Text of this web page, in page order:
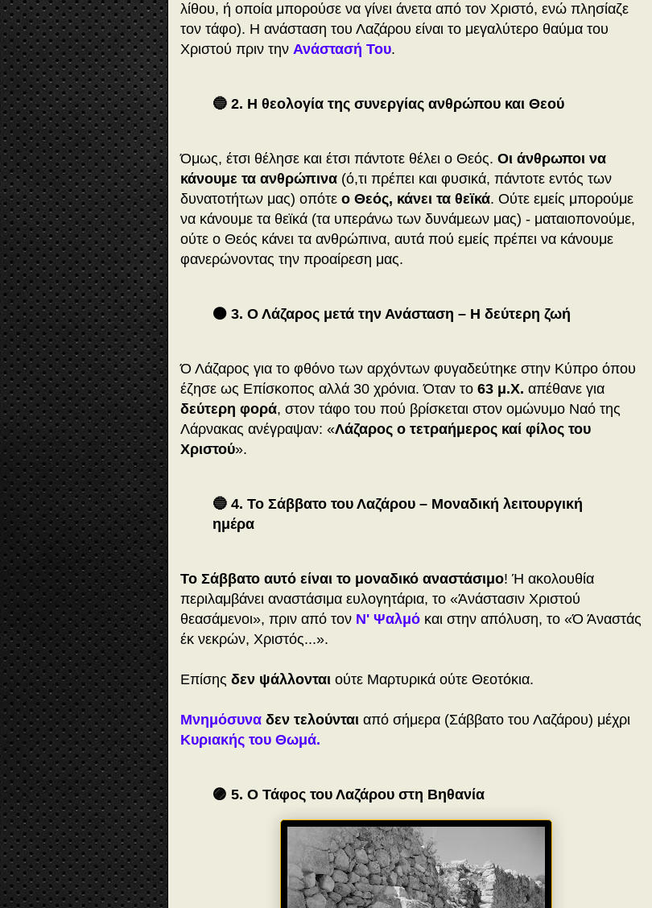
λίθου, ή οποία μπορούσε να γίνει άνετα από τον Χριστό, ενώ πλησίαζε
τον τάφο). Η ανάσταση του Λαζάρου είναι το μεγαλύτερο θαύμα του
Χριστού πριν την Ανάστασή Του.
🔵 2. Η θεολογία της συνεργίας ανθρώπου και Θεού
Όμως, έτσι θέλησε και έτσι πάντοτε θέλει ο Θεός. Οι άνθρωποι να
κάνουμε τα ανθρώπινα (ό,τι πρέπει και φυσικά, πάντοτε εντός των
δυνατοτήτων μας) οπότε ο Θεός, κάνει τα θεϊκά. Ούτε εμείς μπορούμε
να κάνουμε τα θεϊκά (τα υπεράνω των δυνάμεων μας) - ματαιοπονούμε,
ούτε ο Θεός κάνει τα ανθρώπινα, αυτά πού εμείς πρέπει να κάνουμε
φανερώνοντας την προαίρεση μας.
🟤 3. Ο Λάζαρος μετά την Ανάσταση – Η δεύτερη ζωή
Ό Λάζαρος για το φθόνο των αρχόντων φυγαδεύτηκε στην Κύπρο όπου
έζησε ως Επίσκοπος αλλά 30 χρόνια. Όταν το 63 μ.Χ. απέθανε για
δεύτερη φορά, στον τάφο του πού βρίσκεται στον ομώνυμο Ναό της
Λάρνακας ανέγραψαν: «Λάζαρος ο τετραήμερος καί φίλος του
Χριστού».
🔵 4. Το Σάββατο του Λαζάρου – Μοναδική λειτουργική
ημέρα
Το Σάββατο αυτό είναι το μοναδικό αναστάσιμο! Ή ακολουθία
περιλαμβάνει αναστάσιμα ευλογητάρια, το «Άνάστασιν Χριστού
θεασάμενοι», πριν από τον Ν' Ψαλμό και στην απόλυση, το «Ό Άναστάς
έκ νεκρών, Χριστός...».
Επίσης δεν ψάλλονται ούτε Μαρτυρικά ούτε Θεοτόκια.
Μνημόσυνα δεν τελούνται από σήμερα (Σάββατο του Λαζάρου) μέχρι
Κυριακής του Θωμά.
🟣 5. Ο Τάφος του Λαζάρου στη Βηθανία